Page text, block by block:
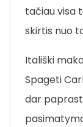
tačiau visa
skirtis nuo
Itališki
Spageti
dar